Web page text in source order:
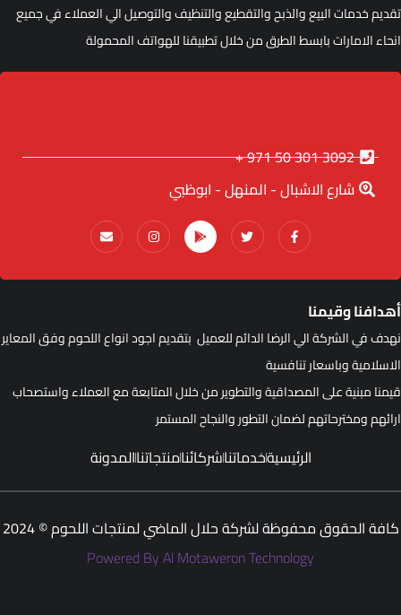
خدمات البيع والذبح والتقطيع والتنظيف والتوصيل الي العملاء في جميع
الامارات بابسط الطرق من خلال تطبيقنا للهواتف المحمولة
3092 301 50 971 +
شارع الاشبال - المنهل - ابوظبي
وقيمنا
في الشركة الي الرضا الدائم للعميل بتقديم اجود انواع اللحوم وفق المعاير
وباسعار تنافسية
مبنية على المصداقية والتطوير من خلال المتابعة مع العملاء واستصحاب
ومخترحاتهم لضمان التطور والنجاح المستمر
الرئيسيةخدماتناشركائنامنتجاتناالمدونة
كافة الحقوق محفوظة لشركة حلال الماضي لمنتجات اللحوم © 2024
Powered By Al Motaweron Technology